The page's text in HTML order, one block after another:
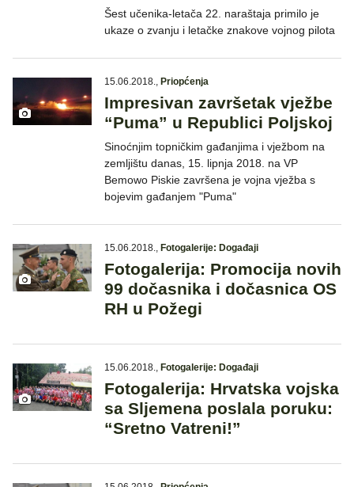
Šest učenika-letača 22. naraštaja primilo je
ukaze o zvanju i letačke znakove vojnog pilota
15.06.2018., Priopćenja
Impresivan završetak vježbe
“Puma” u Republici Poljskoj
Sinoćnjim topničkim gađanjima i vježbom na
zemljištu danas, 15. lipnja 2018. na VP
Bemowo Piskie završena je vojna vježba s
bojevim gađanjem "Puma"
15.06.2018., Fotogalerije: Događaji
Fotogalerija: Promocija novih
99 dočasnika i dočasnica OS
RH u Požegi
15.06.2018., Fotogalerije: Događaji
Fotogalerija: Hrvatska vojska
sa Sljemena poslala poruku:
“Sretno Vatreni!”